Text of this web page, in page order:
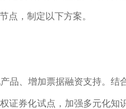
点，制定以下方案。
品、增加票据融资支持。结
证券化试点，加强多元化知